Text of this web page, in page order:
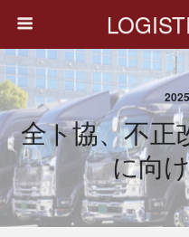
全ト協、不正
に向